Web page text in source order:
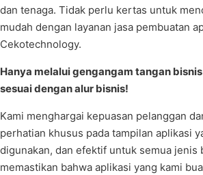
dan tenaga. Tidak perlu kertas untuk
mudah dengan layanan jasa pembuatan
Cekotechnology.
Hanya melalui gengangam tangan
sesuai dengan alur bisnis!
Kami menghargai kepuasan pelanggan
perhatian khusus pada tampilan aplikasi
digunakan, dan efektif untuk semua jenis
memastikan bahwa aplikasi yang kami